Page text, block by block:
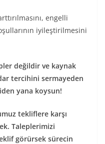
engelli
iyileştirilmesini
değildir ve kaynak
tercihini sermayeden
yana koysun!
tekliflere karşı
Taleplerimizi
görürsek sürecin